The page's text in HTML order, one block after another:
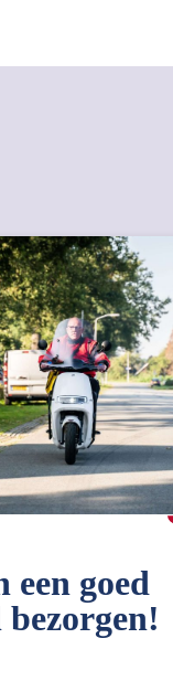
een goed
bezorgen!